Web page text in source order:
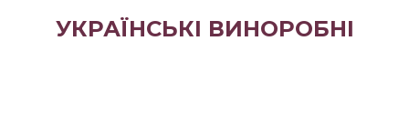
УКРАЇНСЬКІ ВИНОРОБНІ